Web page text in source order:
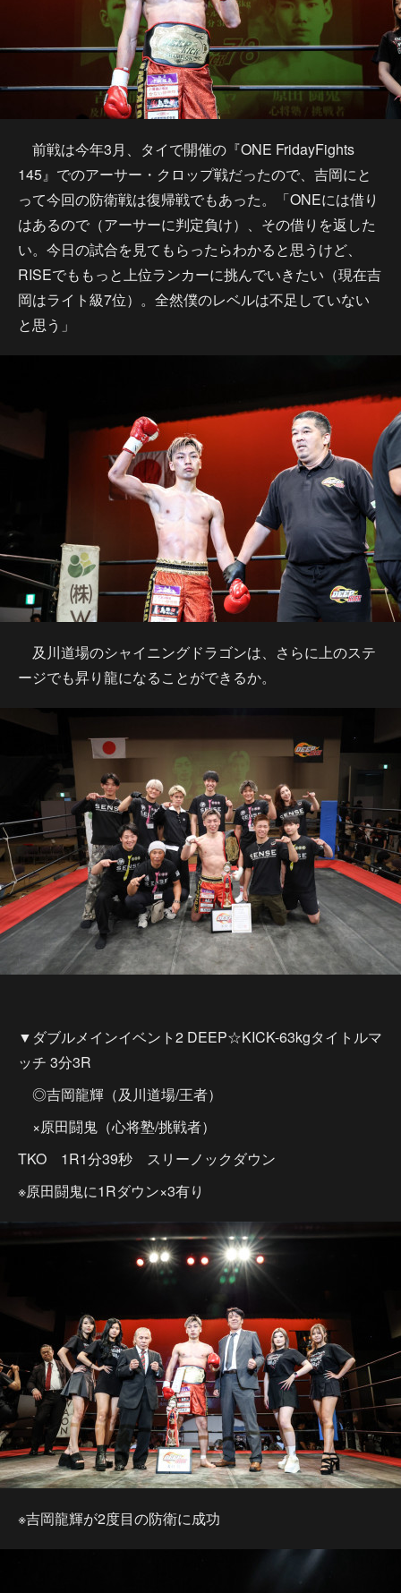
前戦は今年3月、タイで開催の『ONE FridayFights
145』でのアーサー・クロップ戦だったので、吉岡にと
って今回の防衛戦は復帰戦でもあった。「ONEには借り
はあるので（アーサーに判定負け）、その借りを返した
い。今日の試合を見てもらったらわかると思うけど、
RISEでももっと上位ランカーに挑んでいきたい（現在吉
岡はライト級7位）。全然僕のレベルは不足していない
と思う」
及川道場のシャイニングドラゴンは、さらに上のステ
ージでも昇り龍になることができるか。
▼ダブルメインイベント2 DEEP☆KICK-63kgタイトルマ
ッチ 3分3R
◎吉岡龍輝（及川道場/王者）
×原田闘鬼（心将塾/挑戦者）
TKO 1R1分39秒 スリーノックダウン
※原田闘鬼に1Rダウン×3有り
※吉岡龍輝が2度目の防衛に成功